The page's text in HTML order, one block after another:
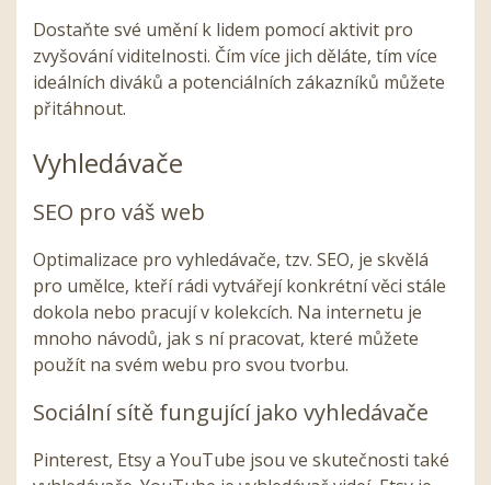
Dostaňte své umění k lidem pomocí aktivit pro
zvyšování viditelnosti. Čím více jich děláte, tím více
ideálních diváků a potenciálních zákazníků můžete
přitáhnout.
Vyhledávače
SEO pro váš web
Optimalizace pro vyhledávače, tzv. SEO, je skvělá
pro umělce, kteří rádi vytvářejí konkrétní věci stále
dokola nebo pracují v kolekcích. Na internetu je
mnoho návodů, jak s ní pracovat, které můžete
použít na svém webu pro svou tvorbu.
Sociální sítě fungující jako vyhledávače
Pinterest, Etsy a YouTube jsou ve skutečnosti také